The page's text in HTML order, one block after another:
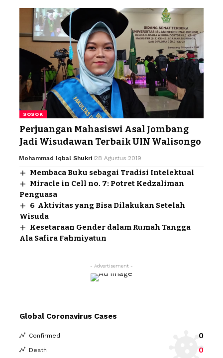
SOSOK
Perjuangan Mahasiswi Asal Jombang
Jadi Wisudawan Terbaik UIN Walisongo
Mohammad Iqbal Shukri 28 Agustus 2019
Membaca Buku sebagai Tradisi Intelektual
Miracle in Cell no. 7: Potret Kedzaliman
Penguasa
6 Aktivitas yang Bisa Dilakukan Setelah
Wisuda
Kesetaraan Gender dalam Rumah Tangga
Ala Safira Fahmiyatun
- Advertisement -
Global Coronavirus Cases
Confirmed 0
Death 0